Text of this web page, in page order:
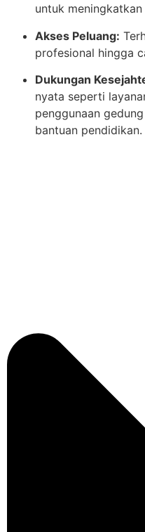
untuk meningkatkan
Akses Peluang:
profesional hingga
Dukungan
nyata seperti
penggunaan
bantuan pendidikan.